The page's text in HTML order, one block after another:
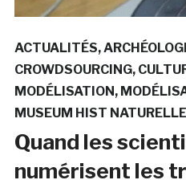
ACTUALITÉS
CROWDSOURCING
MODÉLISATION
MUSEUM HIST
Quand les
numérisent les